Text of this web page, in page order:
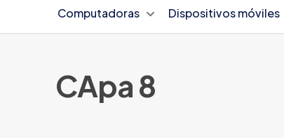
Computadoras Dispositivos móviles
CApa 8